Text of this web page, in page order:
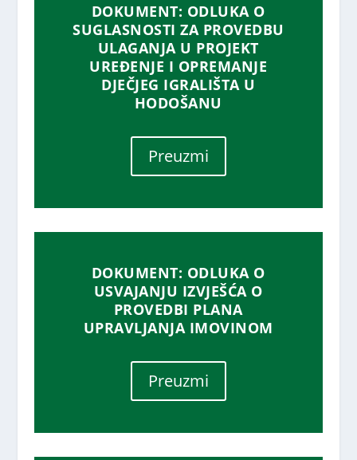
DOKUMENT: ODLUKA O
SUGLASNOSTI ZA PROVEDBU
ULAGANJA U PROJEKT
UREĐENJE I OPREMANJE
DJEČJEG IGRALIŠTA U
HODOŠANU
Preuzmi
DOKUMENT: ODLUKA O
USVAJANJU IZVJEŠĆA O
PROVEDBI PLANA
UPRAVLJANJA IMOVINOM
Preuzmi